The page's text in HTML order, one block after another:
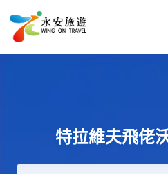
特拉維夫飛佬